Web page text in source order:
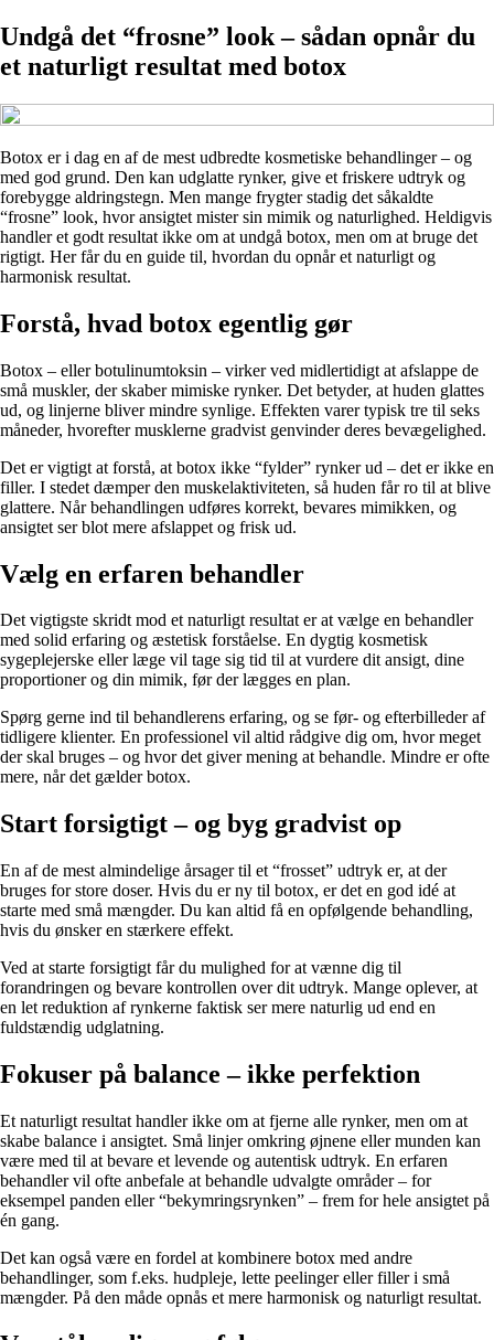
Undgå det “frosne” look – sådan opnår du
et naturligt resultat med botox
Botox er i dag en af de mest udbredte kosmetiske behandlinger – og
med god grund. Den kan udglatte rynker, give et friskere udtryk og
forebygge aldringstegn. Men mange frygter stadig det såkaldte
“frosne” look, hvor ansigtet mister sin mimik og naturlighed. Heldigvis
handler et godt resultat ikke om at undgå botox, men om at bruge det
rigtigt. Her får du en guide til, hvordan du opnår et naturligt og
harmonisk resultat.
Forstå, hvad botox egentlig gør
Botox – eller botulinumtoksin – virker ved midlertidigt at afslappe de
små muskler, der skaber mimiske rynker. Det betyder, at huden glattes
ud, og linjerne bliver mindre synlige. Effekten varer typisk tre til seks
måneder, hvorefter musklerne gradvist genvinder deres bevægelighed.
Det er vigtigt at forstå, at botox ikke “fylder” rynker ud – det er ikke en
filler. I stedet dæmper den muskelaktiviteten, så huden får ro til at blive
glattere. Når behandlingen udføres korrekt, bevares mimikken, og
ansigtet ser blot mere afslappet og frisk ud.
Vælg en erfaren behandler
Det vigtigste skridt mod et naturligt resultat er at vælge en behandler
med solid erfaring og æstetisk forståelse. En dygtig kosmetisk
sygeplejerske eller læge vil tage sig tid til at vurdere dit ansigt, dine
proportioner og din mimik, før der lægges en plan.
Spørg gerne ind til behandlerens erfaring, og se før- og efterbilleder af
tidligere klienter. En professionel vil altid rådgive dig om, hvor meget
der skal bruges – og hvor det giver mening at behandle. Mindre er ofte
mere, når det gælder botox.
Start forsigtigt – og byg gradvist op
En af de mest almindelige årsager til et “frosset” udtryk er, at der
bruges for store doser. Hvis du er ny til botox, er det en god idé at
starte med små mængder. Du kan altid få en opfølgende behandling,
hvis du ønsker en stærkere effekt.
Ved at starte forsigtigt får du mulighed for at vænne dig til
forandringen og bevare kontrollen over dit udtryk. Mange oplever, at
en let reduktion af rynkerne faktisk ser mere naturlig ud end en
fuldstændig udglatning.
Fokuser på balance – ikke perfektion
Et naturligt resultat handler ikke om at fjerne alle rynker, men om at
skabe balance i ansigtet. Små linjer omkring øjnene eller munden kan
være med til at bevare et levende og autentisk udtryk. En erfaren
behandler vil ofte anbefale at behandle udvalgte områder – for
eksempel panden eller “bekymringsrynken” – frem for hele ansigtet på
én gang.
Det kan også være en fordel at kombinere botox med andre
behandlinger, som f.eks. hudpleje, lette peelinger eller filler i små
mængder. På den måde opnås et mere harmonisk og naturligt resultat.